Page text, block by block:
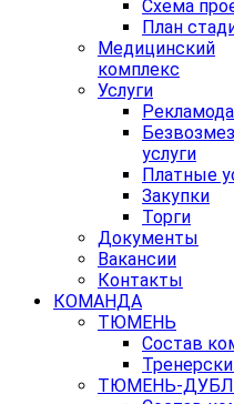
Схема
План
Медицинский
комплекс
Услуги
услуги
Платные
Закупки
Торги
Документы
Вакансии
Контакты
КОМАНДА
ТЮМЕНЬ
Состав
ТЮМЕНЬ-